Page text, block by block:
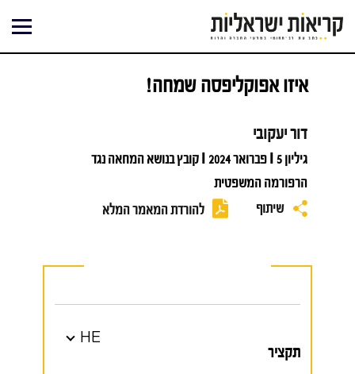
לתוכן
איזו אפוקליפסה שמחה!
דור יעקובי
גיליון 5 I פברואר 2024 I קובץ בנושא המחאה נגד
הרפורמה המשפטית
להורדת המאמר המלא
שיתוף
תקציר
HE